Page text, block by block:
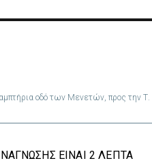
οδό των Μενετών, προς την Τ.
ΕΊΝΑΙ 2 ΛΕΠΤΆ